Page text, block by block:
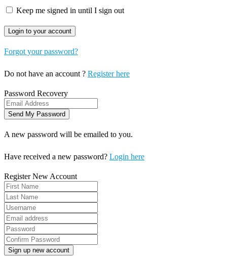
Keep me signed in until I sign out
Forgot your password?
Do not have an account ? Register here
Password Recovery
A new password will be emailed to you.
Have received a new password? Login here
Register New Account